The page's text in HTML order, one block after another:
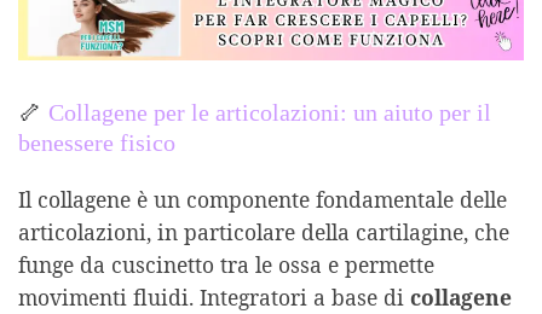
🦴 Collagene per le articolazioni: un aiuto per il
benessere fisico
Il collagene è un componente fondamentale delle
articolazioni, in particolare della cartilagine, che
funge da cuscinetto tra le ossa e permette
movimenti fluidi. Integratori a base di collagene